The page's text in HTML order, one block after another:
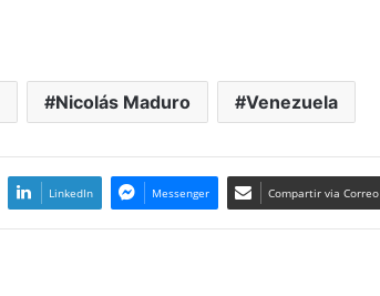
Nicolás Maduro Venezuela
LinkedIn Messenger Compartir via Correo